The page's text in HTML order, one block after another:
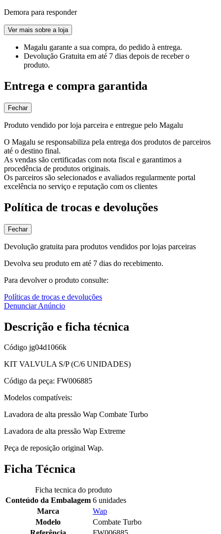
Demora para responder
Ver mais sobre a loja
Magalu garante a sua compra, do pedido à entrega.
Devolução Gratuita em até 7 dias depois de receber o
produto.
Entrega e compra garantida
Fechar
Produto vendido por loja parceira e entregue pelo Magalu
O Magalu se responsabiliza pela entrega dos produtos de parceiros
até o destino final.
As vendas são certificadas com nota fiscal e garantimos a
procedência de produtos originais.
Os parceiros são selecionados e avaliados regularmente portal
excelência no serviço e reputação com os clientes
Política de trocas e devoluções
Fechar
Devolução gratuita para produtos vendidos por lojas parceiras
Devolva seu produto em até 7 dias do recebimento.
Para devolver o produto consulte:
Políticas de trocas e devoluções
Denunciar Anúncio
Descrição e ficha técnica
Código jg04d1066k
KIT VALVULA S/P (C/6 UNIDADES)
Código da peça: FW006885
Modelos compatíveis:
Lavadora de alta pressão Wap Combate Turbo
Lavadora de alta pressão Wap Extreme
Peça de reposição original Wap.
Ficha Técnica
Ficha tecnica do produto
Conteúdo da Embalagem 6 unidades
Marca
Wap
Modelo
Combate Turbo